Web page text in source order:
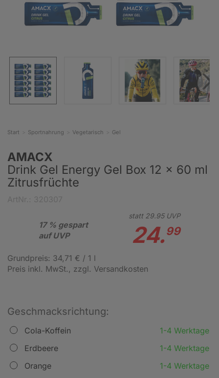
Start Sportnahrung Vegetarisch Gel
AMACX
Drink Gel Energy Gel Box 12 x 60 ml
Zitrusfrüchte
17 % gespart
auf UVP
statt 29.95UVP
24.99
Grundpreis: 34,71 € / 1 l
Preis inkl. MwSt., zzgl. Versandkosten
Geschmacksrichtung:
Cola-Koffein
1-4 Werktage
Erdbeere
1-4 Werktage
Orange
1-4 Werktage